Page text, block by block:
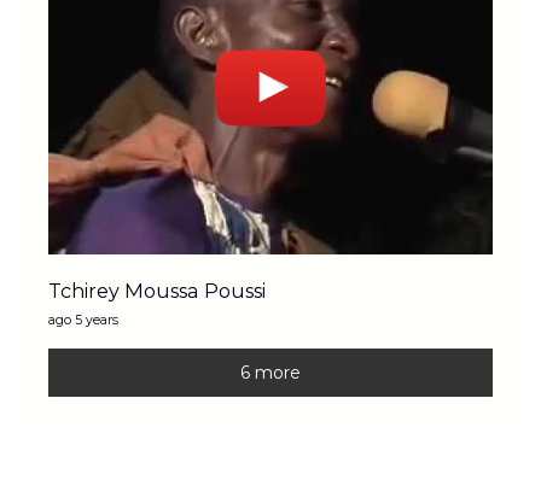
Tchirey Moussa Poussi
ago 5 years
6 more